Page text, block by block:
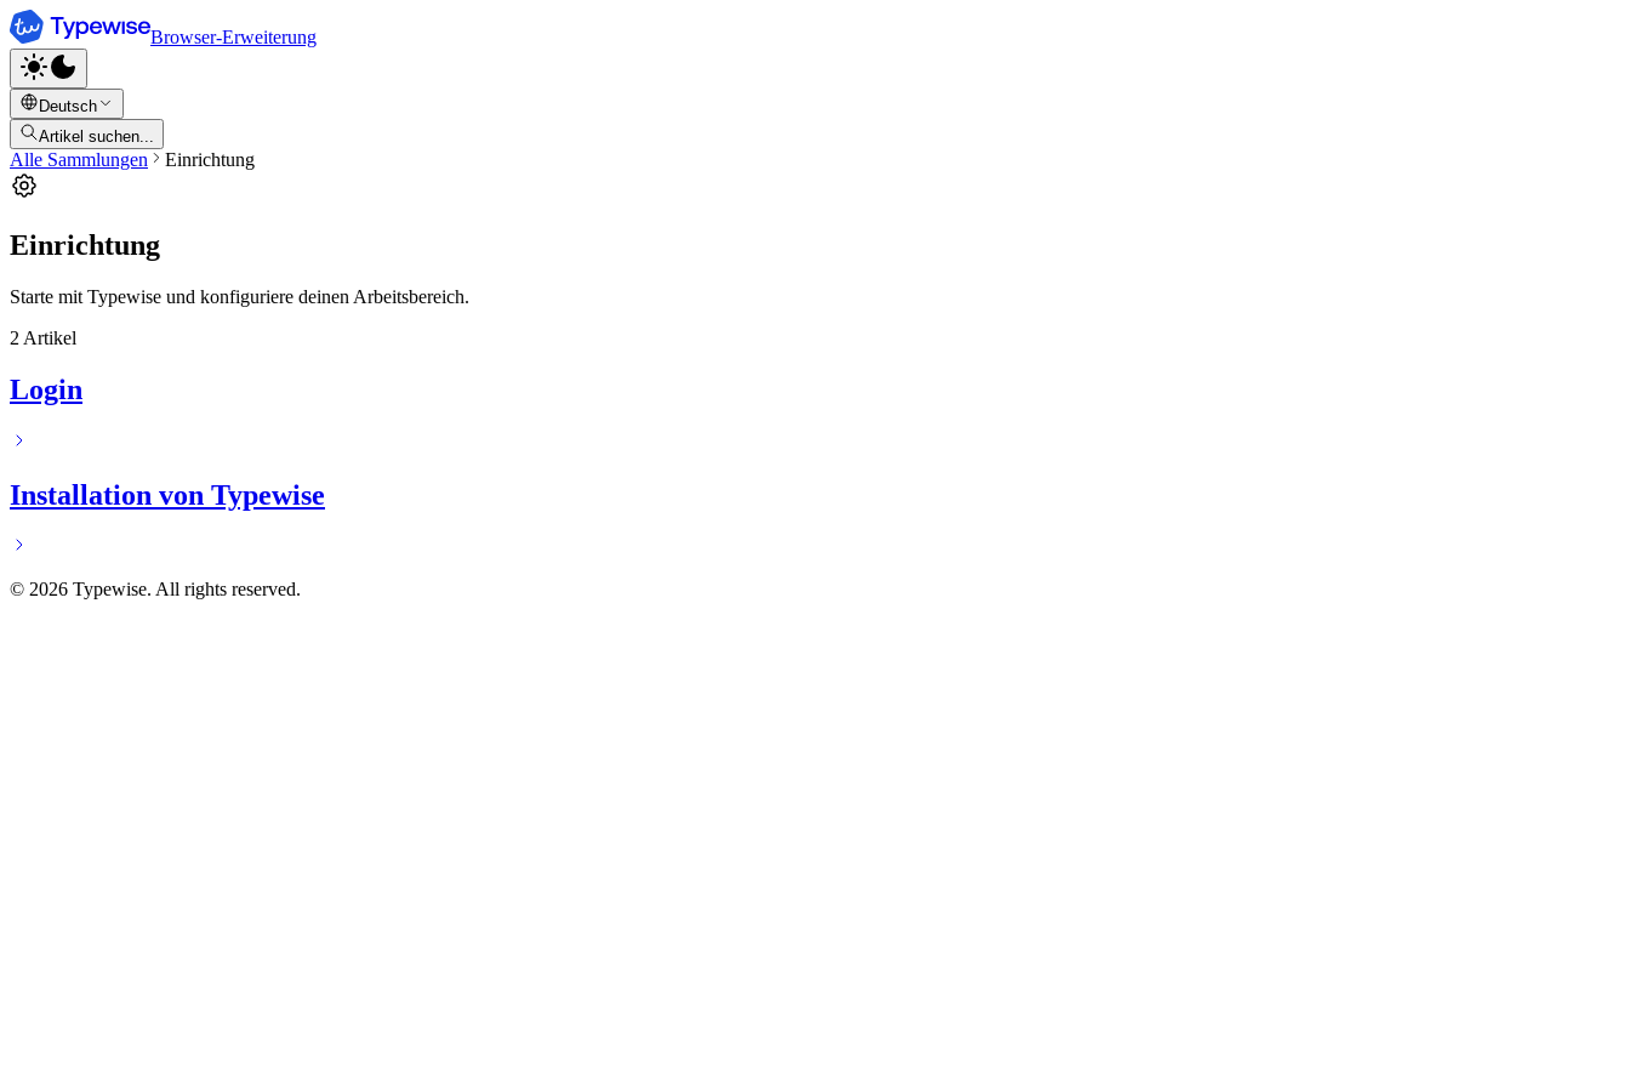
Browser-Erweiterung
Deutsch
Artikel suchen...
Alle Sammlungen Einrichtung
Einrichtung
Starte mit Typewise und konfiguriere deinen Arbeitsbereich.
2 Artikel
Login
Installation von Typewise
© 2026 Typewise. All rights reserved.